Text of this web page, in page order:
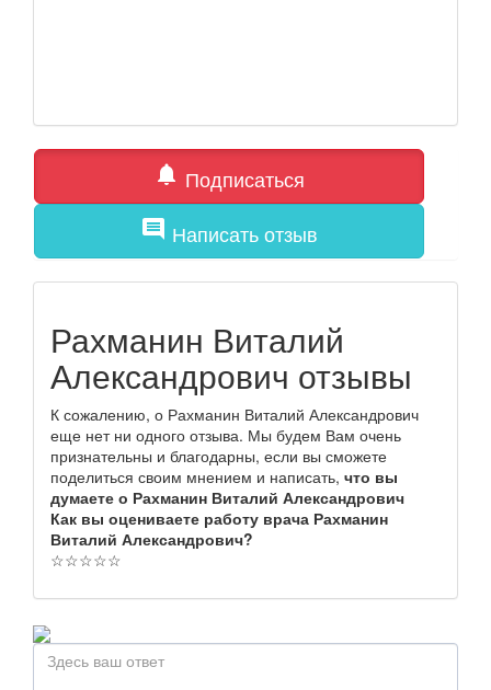
notifications Подписаться
comment Написать отзыв
Рахманин Виталий
Александрович отзывы
К сожалению, о Рахманин Виталий Александрович
еще нет ни одного отзыва. Мы будем Вам очень
признательны и благодарны, если вы сможете
поделиться своим мнением и написать, что вы
думаете о Рахманин Виталий Александрович
Как вы оцениваете работу врача Рахманин
Виталий Александрович?
☆☆☆☆☆